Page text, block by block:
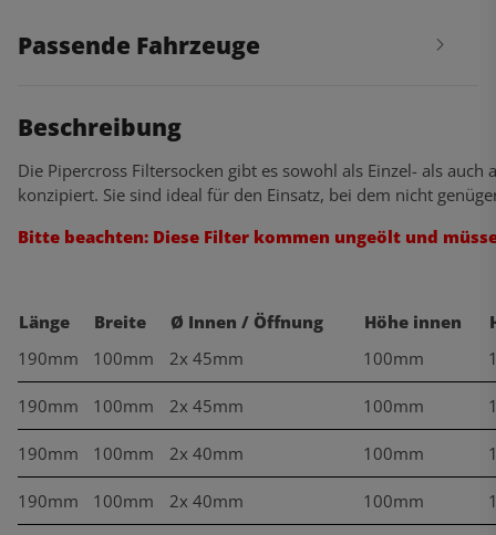
Passende Fahrzeuge
Beschreibung
Die Pipercross Filtersocken gibt es sowohl als Einzel- als
konzipiert. Sie sind ideal für den Einsatz, bei dem nicht
Bitte beachten: Diese Filter kommen ungeölt und
Länge Breite Ø Innen / Öffnung Höhe innen
190mm
100mm 2x 45mm 100mm
190mm 100mm 2x 45mm 100mm
190mm 100mm 2x 40mm 100mm
190mm 100mm 2x 40mm 100mm